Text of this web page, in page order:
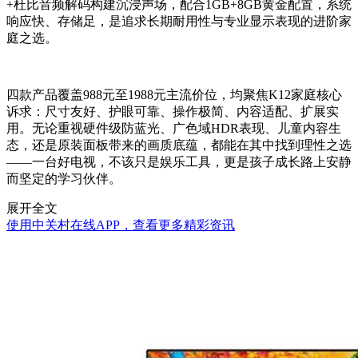
+杜比音频解码构建沉浸声场，配合1GB+8GB黄金配置，系统
响应快、存储足，是追求长期耐用性与专业显示表现的进阶家
庭之选。
四款产品覆盖988元至1988元主流价位，均聚焦K12家庭核心
诉求：尺寸友好、护眼可靠、操作极简、内容适配、扩展实
用。无论重视硬件级防蓝光、广色域HDR表现、儿童内容生
态，还是原装面板带来的画质底蕴，都能在其中找到理性之选
——一台好电视，不该只是娱乐工具，更是孩子成长路上安静
而坚定的学习伙伴。
展开全文
使用中关村在线APP，查看更多精彩资讯